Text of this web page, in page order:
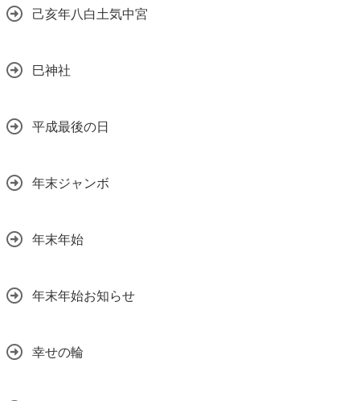
己亥年八白土気中宮
巳神社
平成最後の日
年末ジャンボ
年末年始
年末年始お知らせ
幸せの輪